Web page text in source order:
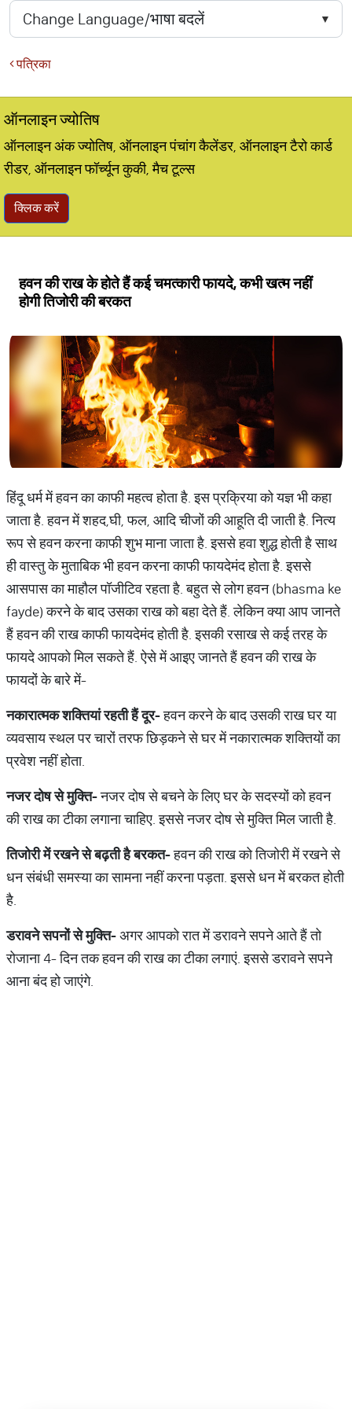
पत्रिका
ऑनलाइन ज्योतिष
ऑनलाइन अंक ज्योतिष, ऑनलाइन पंचांग कैलेंडर, ऑनलाइन टैरो कार्ड
रीडर, ऑनलाइन फॉर्च्यून कुकी, मैच टूल्स
क्लिक करें
हवन की राख के होते हैं कई चमत्कारी फायदे, कभी खत्म नहीं
होगी तिजोरी की बरकत
हिंदू धर्म में हवन का काफी महत्व होता है. इस प्रक्रिया को यज्ञ भी कहा
जाता है. हवन में शहद,घी, फल, आदि चीजों की आहूति दी जाती है. नित्य
रूप से हवन करना काफी शुभ माना जाता है. इससे हवा शुद्ध होती है साथ
ही वास्तु के मुताबिक भी हवन करना काफी फायदेमंद होता है. इससे
आसपास का माहौल पॉजीटिव रहता है. बहुत से लोग हवन (bhasma ke
fayde) करने के बाद उसका राख को बहा देते हैं. लेकिन क्या आप जानते
हैं हवन की राख काफी फायदेमंद होती है. इसकी रसाख से कई तरह के
फायदे आपको मिल सकते हैं. ऐसे में आइए जानते हैं हवन की राख के
फायदों के बारे में-
नकारात्मकशक्तियांरहतीहैंदूर-हवन करने के बाद उसकी राख घर या
व्यवसाय स्थल पर चारों तरफ छिड़कने से घर में नकारात्मक शक्तियों का
प्रवेश नहीं होता.
नजरदोषसेमुक्ति-नजर दोष से बचने के लिए घर के सदस्यों को हवन
की राख का टीका लगाना चाहिए. इससे नजर दोष से मुक्ति मिल जाती है.
तिजोरीमेंरखनेसेबढ़तीहैबरकत-हवन की राख को तिजोरी में रखने से
धन संबंधी समस्या का सामना नहीं करना पड़ता. इससे धन में बरकत होती
है.
डरावनेसपनोंसेमुक्ति-अगर आपको रात में डरावने सपने आते हैं तो
रोजाना 4- दिन तक हवन की राख का टीका लगाएं. इससे डरावने सपने
आना बंद हो जाएंगे.